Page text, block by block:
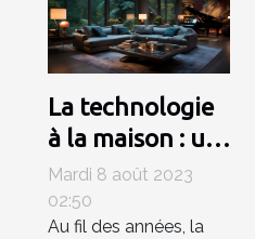
La technologie
à la maison : un
luxe ou une
nécessité ?
Mardi 8 août 2023
02:50
Au fil des années, la